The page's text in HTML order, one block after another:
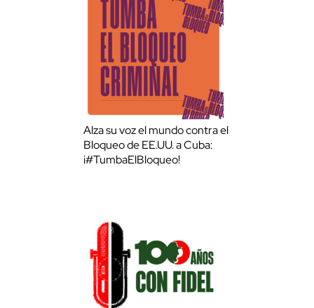
Alza su voz el mundo contra el
Bloqueo de EE.UU. a Cuba:
¡#TumbaElBloqueo!